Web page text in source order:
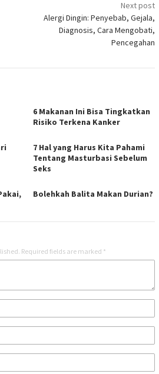
Next post
Alergi Dingin: Penyebab, Gejala,
Diagnosis, Cara Mengobati,
Pencegahan
6 Makanan Ini Bisa Tingkatkan
Risiko Terkena Kanker
7 Hal yang Harus Kita Pahami
Tentang Masturbasi Sebelum
Seks
Bolehkah Balita Makan Durian?
Required fields are marked *